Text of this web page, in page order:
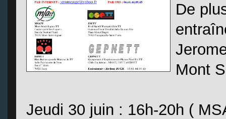
De
Mont
Jeudi 30 juin : 16h-20h (